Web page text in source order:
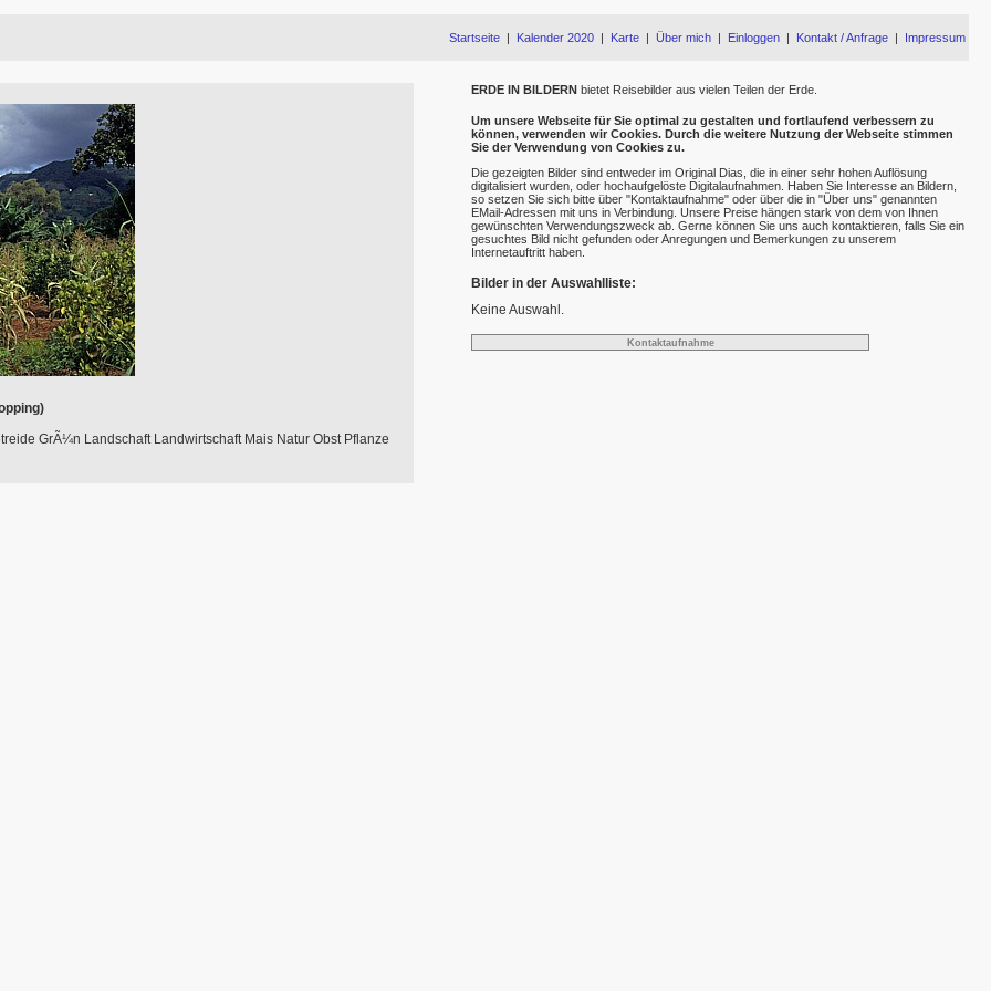
Startseite Kalender 2020 Karte Über mich Einloggen Kontakt / Anfrage Impressum
GrÃ¼n Landschaft Landwirtschaft Mais Natur Obst Pflanze
ERDE IN BILDERN bietet Reisebilder aus vielen Teilen der Erde.
Um unsere Webseite für Sie optimal zu gestalten und fortlaufend verbessern zu
können, verwenden wir Cookies. Durch die weitere Nutzung der Webseite stimmen
Sie der Verwendung von Cookies zu.
Die gezeigten Bilder sind entweder im Original Dias, die in einer sehr hohen Auflösung
digitalisiert wurden, oder hochaufgelöste Digitalaufnahmen. Haben Sie Interesse an Bildern,
so setzen Sie sich bitte über "Kontaktaufnahme" oder über die in "Über uns" genannten
EMail-Adressen mit uns in Verbindung. Unsere Preise hängen stark von dem von Ihnen
gewünschten Verwendungszweck ab. Gerne können Sie uns auch kontaktieren, falls Sie ein
gesuchtes Bild nicht gefunden oder Anregungen und Bemerkungen zu unserem
Internetauftritt haben.
Bilder in der Auswahlliste:
Keine Auswahl.
Kontaktaufnahme